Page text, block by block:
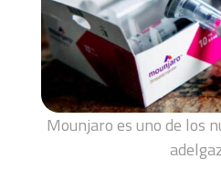
Mounjaro es uno de los